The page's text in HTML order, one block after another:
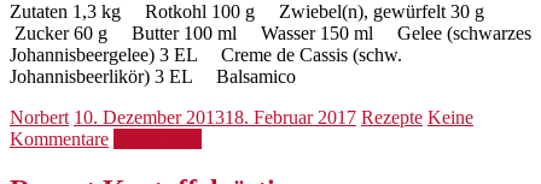
Zutaten 1,3 kg Rotkohl 100 g Zwiebel(n), gewürfelt 30 g
Zucker 60 g Butter 100 ml Wasser 150 ml Gelee (schwarzes
Johannisbeergelee) 3 EL Creme de Cassis (schw.
Johannisbeerlikör) 3 EL Balsamico
Norbert 10. Dezember 201318. Februar 2017 Rezepte Keine
Kommentare